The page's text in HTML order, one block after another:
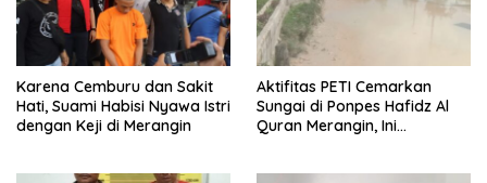
Karena Cemburu dan Sakit
Hati, Suami Habisi Nyawa Istri
dengan Keji di Merangin
Aktifitas PETI Cemarkan
Sungai di Ponpes Hafidz Al
Quran Merangin, Ini